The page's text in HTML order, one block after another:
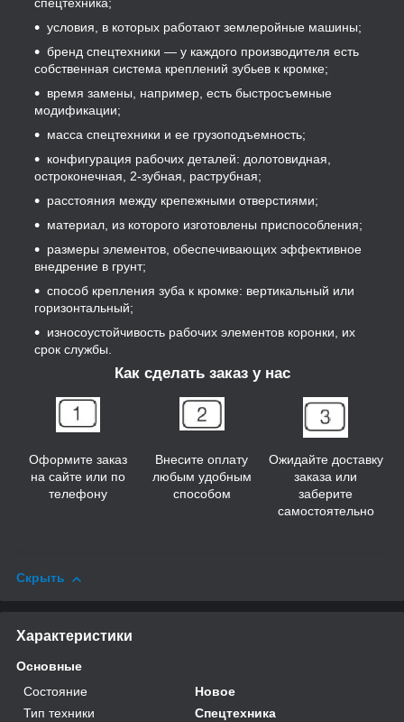
спецтехника;
условия, в которых работают землеройные машины;
бренд спецтехники — у каждого производителя есть
собственная система креплений зубьев к кромке;
время замены, например, есть быстросъемные
модификации;
масса спецтехники и ее грузоподъемность;
конфигурация рабочих деталей: долотовидная,
остроконечная, 2-зубная, раструбная;
расстояния между крепежными отверстиями;
материал, из которого изготовлены приспособления;
размеры элементов, обеспечивающих эффективное
внедрение в грунт;
способ крепления зуба к кромке: вертикальный или
горизонтальный;
износоустойчивость рабочих элементов коронки, их
срок службы.
Как сделать заказ у нас
Оформите заказ
на сайте или по
телефону
Внесите оплату
любым удобным
способом
Ожидайте доставку
заказа или
заберите
самостоятельно
Скрыть
Характеристики
Основные
Состояние
Новое
Тип техники
Спецтехника